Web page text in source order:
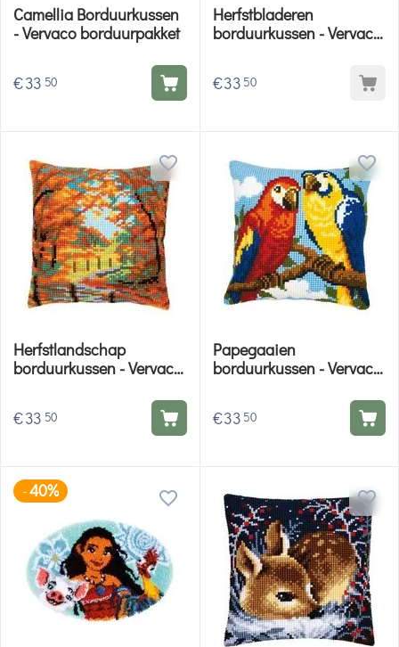
Camellia Borduurkussen
- Vervaco borduurpakket
€33 50
Herfstbladeren
borduurkussen - Vervaco
€33 50
Herfstlandschap
borduurkussen - Vervaco
€33 50
Papegaaien
borduurkussen - Vervaco
€33 50
-40%